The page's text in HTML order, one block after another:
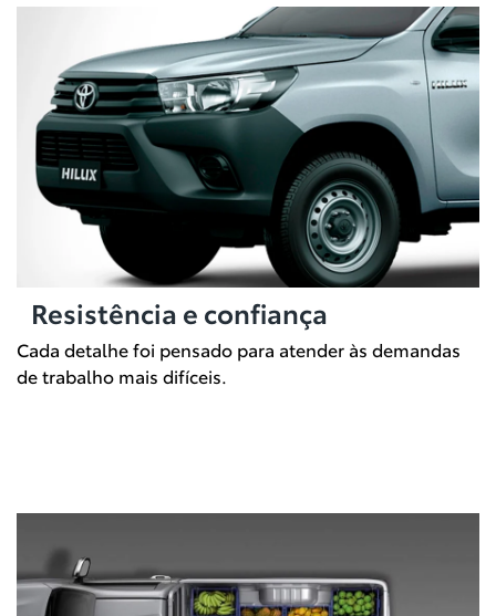
Resistência e confiança
Cada detalhe foi pensado para atender às demandas
de trabalho mais difíceis.